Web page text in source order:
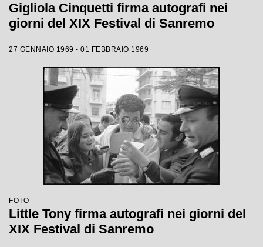
Gigliola Cinquetti firma autografi nei
giorni del XIX Festival di Sanremo
27 GENNAIO 1969 - 01 FEBBRAIO 1969
FOTO
Little Tony firma autografi nei giorni del
XIX Festival di Sanremo